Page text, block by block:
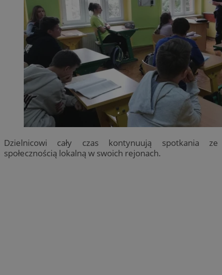
Dzielnicowi cały czas kontynuują spotkania ze
społecznością lokalną w swoich rejonach.